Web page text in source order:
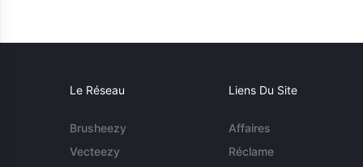
Le Réseau
Brusheezy
Vecteezy
Liens Du Site
Affaires
Réclame